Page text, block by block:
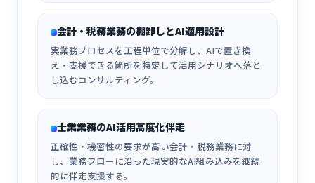
会計・税務業務の棚卸しとAI適用設計
実業務プロセスを工程単位で分解し、AIで置き換
え・支援できる箇所を特定して活用シナリオへ落と
し込むコンサルティング。
士業業務のAI活用高度化伴走
正確性・機密性の要求が高い会計・税務業務に対
し、業務フローに沿った現実的なAI組み込みを継続
的に伴走支援する。